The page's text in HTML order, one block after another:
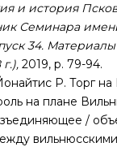
и история
Семинара
34. Материалы
2019, p. 79-94.
Р. Торг
на плане
/
вильнюсскими